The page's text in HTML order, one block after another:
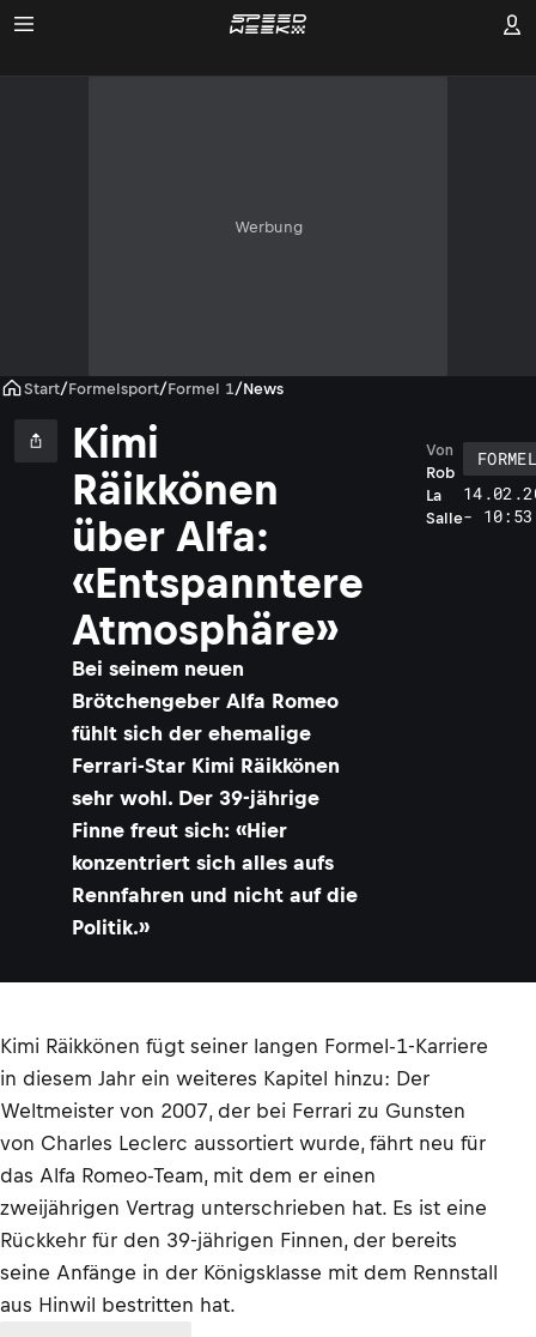
Werbung
Start/Formelsport/Formel 1/News
Kimi
Räikkönen
über Alfa:
«Entspanntere
Atmosphäre»
Bei seinem neuen
Brötchengeber Alfa Romeo
fühlt sich der ehemalige
Ferrari-Star Kimi Räikkönen
sehr wohl. Der 39-jährige
Finne freut sich: «Hier
konzentriert sich alles aufs
Rennfahren und nicht auf die
Politik.»
Rob
La
Salle
Von
- 10:53
Kimi Räikkönen fügt seiner langen Formel-1-Karriere
in diesem Jahr ein weiteres Kapitel hinzu: Der
Weltmeister von 2007, der bei Ferrari zu Gunsten
von Charles Leclerc aussortiert wurde, fährt neu für
das Alfa Romeo-Team, mit dem er einen
zweijährigen Vertrag unterschrieben hat. Es ist eine
Rückkehr für den 39-jährigen Finnen, der bereits
seine Anfänge in der Königsklasse mit dem Rennstall
aus Hinwil bestritten hat.